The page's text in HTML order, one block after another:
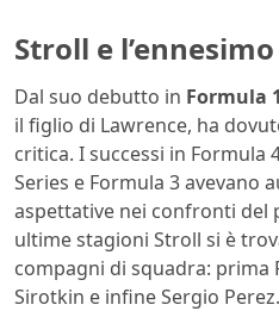
Stroll e
Dal suo debutto in Formula 1
il figlio di Lawrence, ha
critica. I successi in Formula
Series e Formula 3 avevano
aspettative nei confronti del
ultime stagioni Stroll si è
compagni di squadra: prima
Sirotkin e infine Sergio Perez.